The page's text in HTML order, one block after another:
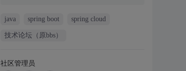
java spring boot spring cloud
技术论坛（原bbs）
社区管理员